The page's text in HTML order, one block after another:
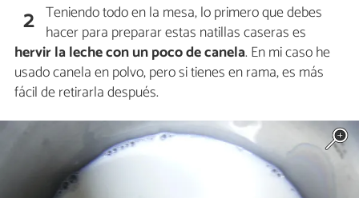
2 Teniendo todo en la mesa, lo primero que debes
hacer para preparar estas natillas caseras es
hervir la leche con un poco de canela. En mi caso he
usado canela en polvo, pero si tienes en rama, es más
fácil de retirarla después.